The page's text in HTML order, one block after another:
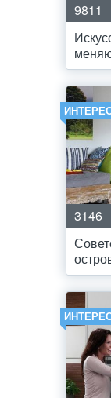
9811
3146